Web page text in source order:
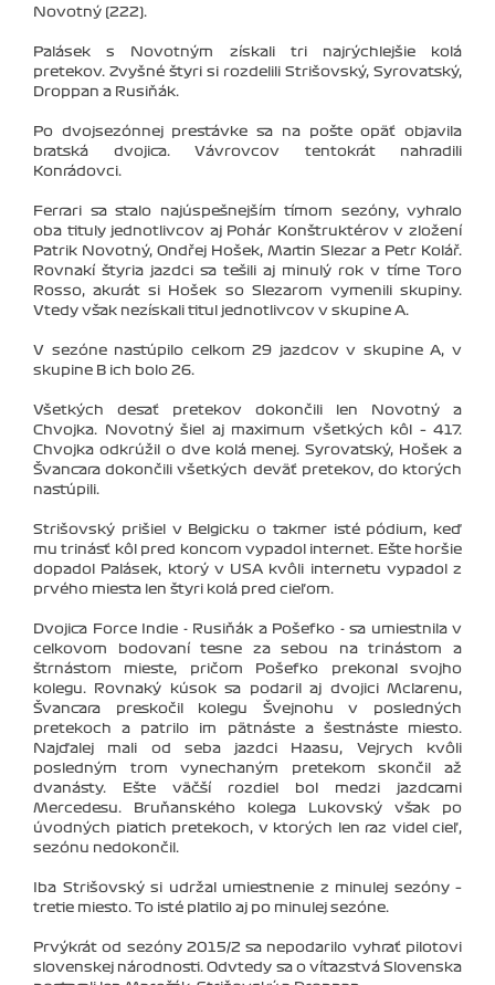
Novotný (222).
Palásek s Novotným získali tri najrýchlejšie kolá
pretekov. Zvyšné štyri si rozdelili Strišovský, Syrovatský,
Droppan a Rusiňák.
Po dvojsezónnej prestávke sa na pošte opäť objavila
bratská dvojica. Vávrovcov tentokrát nahradili
Konrádovci.
Ferrari sa stalo najúspešnejším tímom sezóny, vyhralo
oba tituly jednotlivcov aj Pohár Konštruktérov v zložení
Patrik Novotný, Ondřej Hošek, Martin Slezar a Petr Kolář.
Rovnakí štyria jazdci sa tešili aj minulý rok v tíme Toro
Rosso, akurát si Hošek so Slezarom vymenili skupiny.
Vtedy však nezískali titul jednotlivcov v skupine A.
V sezóne nastúpilo celkom 29 jazdcov v skupine A, v
skupine B ich bolo 26.
Všetkých desať pretekov dokončili len Novotný a
Chvojka. Novotný šiel aj maximum všetkých kôl – 417.
Chvojka odkrúžil o dve kolá menej. Syrovatský, Hošek a
Švancara dokončili všetkých deväť pretekov, do ktorých
nastúpili.
Strišovský prišiel v Belgicku o takmer isté pódium, keď
mu trinásť kôl pred koncom vypadol internet. Ešte horšie
dopadol Palásek, ktorý v USA kvôli internetu vypadol z
prvého miesta len štyri kolá pred cieľom.
Dvojica Force Indie - Rusiňák a Pošefko - sa umiestnila v
celkovom bodovaní tesne za sebou na trinástom a
štrnástom mieste, pričom Pošefko prekonal svojho
kolegu. Rovnaký kúsok sa podaril aj dvojici Mclarenu,
Švancara preskočil kolegu Švejnohu v posledných
pretekoch a patrilo im pätnáste a šestnáste miesto.
Najďalej mali od seba jazdci Haasu, Vejrych kvôli
posledným trom vynechaným pretekom skončil až
dvanásty. Ešte väčší rozdiel bol medzi jazdcami
Mercedesu. Bruňanského kolega Lukovský však po
úvodných piatich pretekoch, v ktorých len raz videl cieľ,
sezónu nedokončil.
Iba Strišovský si udržal umiestnenie z minulej sezóny –
tretie miesto. To isté platilo aj po minulej sezóne.
Prvýkrát od sezóny 2015/2 sa nepodarilo vyhrať pilotovi
slovenskej národnosti. Odvtedy sa o víťazstvá Slovenska